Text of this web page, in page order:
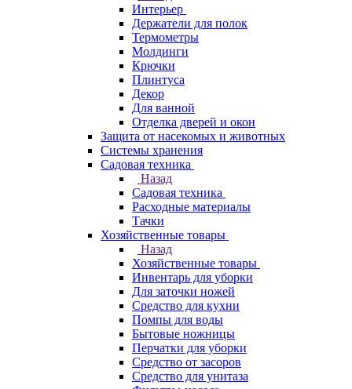
Интерьер
Держатели для полок
Термометры
Молдинги
Крючки
Плинтуса
Декор
Для ванной
Отделка дверей и окон
Защита от насекомых и животных
Системы хранения
Садовая техника
Назад
Садовая техника
Расходные материалы
Тачки
Хозяйственные товары
Назад
Хозяйственные товары
Инвентарь для уборки
Для заточки ножей
Средство для кухни
Помпы для воды
Бытовые ножницы
Перчатки для уборки
Средство от засоров
Средство для унитаза